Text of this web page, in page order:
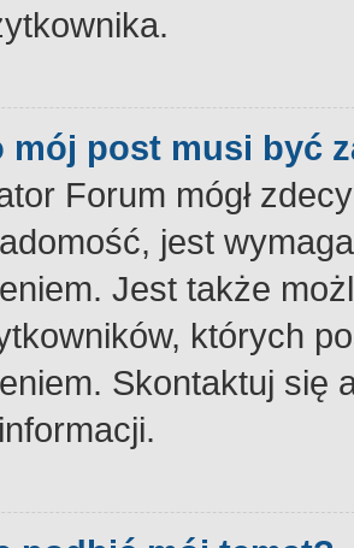
mój post musi być
Forum mógł
jest
Jest także
których
Skontaktuj się